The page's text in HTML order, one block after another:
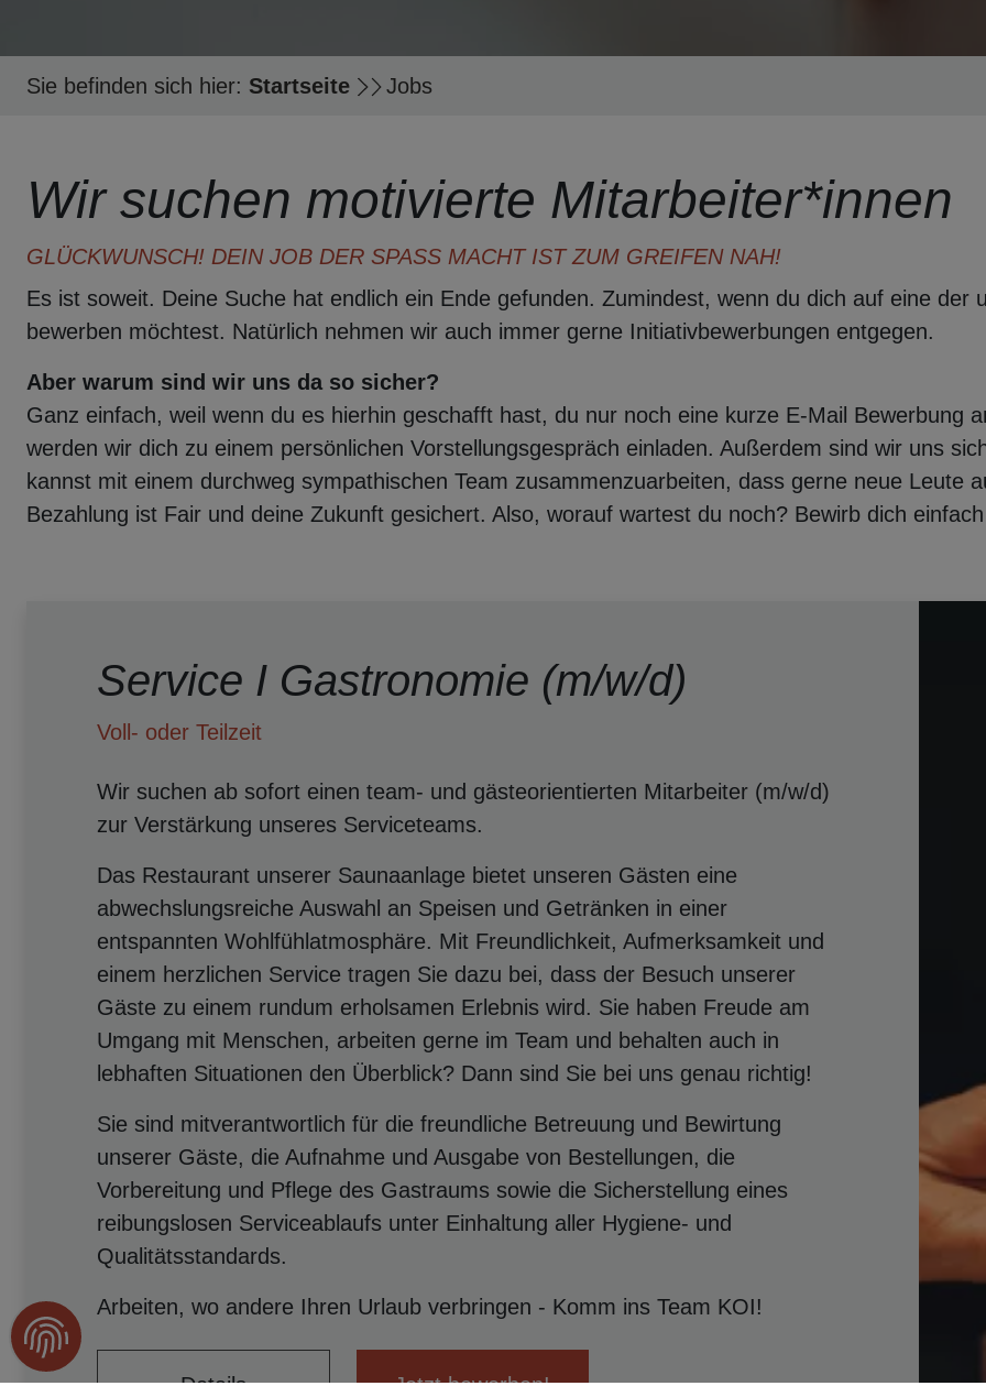
Sie befinden sich hier: Startseite Jobs
Wir suchen motivierte Mitarbeiter*innen
GLÜCKWUNSCH! DEIN JOB DER SPASS MACHT IST ZUM GREIFEN NAH!
Es ist soweit. Deine Suche hat endlich ein Ende gefunden. Zumindest, wenn du dich auf eine der
bewerben möchtest. Natürlich nehmen wir auch immer gerne Initiativbewerbungen entgegen.
Aber warum sind wir uns da so sicher?
Ganz einfach, weil wenn du es hierhin geschafft hast, du nur noch eine kurze E-Mail Bewerbung
werden wir dich zu einem persönlichen Vorstellungsgespräch einladen. Außerdem sind wir uns
kannst mit einem durchweg sympathischen Team zusammenzuarbeiten, dass gerne neue Leute
Bezahlung ist Fair und deine Zukunft gesichert. Also, worauf wartest du noch? Bewirb dich
Service I Gastronomie (m/w/d)
Voll- oder Teilzeit
Wir suchen ab sofort einen team- und gästeorientierten Mitarbeiter (m/w/d)
zur Verstärkung unseres Serviceteams.
Das Restaurant unserer Saunaanlage bietet unseren Gästen eine
abwechslungsreiche Auswahl an Speisen und Getränken in einer
entspannten Wohlfühlatmosphäre. Mit Freundlichkeit, Aufmerksamkeit und
einem herzlichen Service tragen Sie dazu bei, dass der Besuch unserer
Gäste zu einem rundum erholsamen Erlebnis wird. Sie haben Freude am
Umgang mit Menschen, arbeiten gerne im Team und behalten auch in
lebhaften Situationen den Überblick? Dann sind Sie bei uns genau richtig!
Sie sind mitverantwortlich für die freundliche Betreuung und Bewirtung
unserer Gäste, die Aufnahme und Ausgabe von Bestellungen, die
Vorbereitung und Pflege des Gastraums sowie die Sicherstellung eines
reibungslosen Serviceablaufs unter Einhaltung aller Hygiene- und
Qualitätsstandards.
Arbeiten, wo andere Ihren Urlaub verbringen - Komm ins Team KOI!